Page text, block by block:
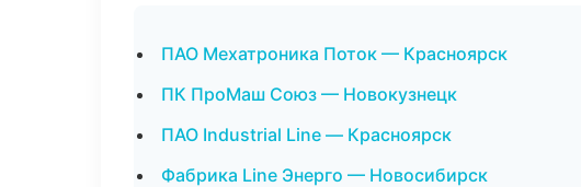
ПАО Мехатроника Поток — Красноярск
ПК ПроМаш Союз — Новокузнецк
ПАО Industrial Line — Красноярск
Фабрика Line Энерго — Новосибирск